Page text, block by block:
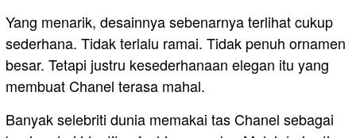
Yang menarik, desainnya sebenarnya terlihat cukup
sederhana. Tidak terlalu ramai. Tidak penuh ornamen
besar. Tetapi justru kesederhanaan elegan itu yang
membuat Chanel terasa mahal.
Banyak selebriti dunia memakai tas Chanel sebagai